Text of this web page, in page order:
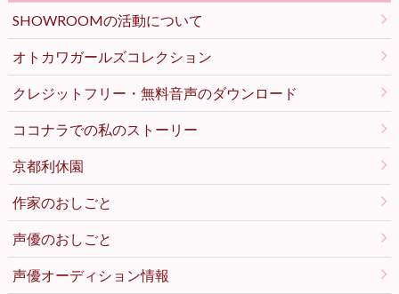
SHOWROOMの活動について
オトカワガールズコレクション
クレジットフリー・無料音声のダウンロード
ココナラでの私のストーリー
京都利休園
作家のおしごと
声優のおしごと
声優オーディション情報